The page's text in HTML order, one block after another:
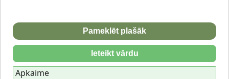
Pameklēt plašāk
Ieteikt vārdu
Apkaime